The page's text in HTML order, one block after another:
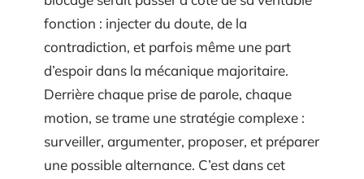
fonction : injecter du doute, de la
contradiction, et parfois même une part
d’espoir dans la mécanique majoritaire.
Derrière chaque prise de parole, chaque
motion, se trame une stratégie complexe :
surveiller, argumenter, proposer, et préparer
une possible alternance. C’est dans cet